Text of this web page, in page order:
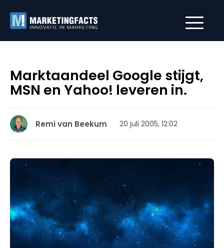
Marktaandeel Google stijgt,
MSN en Yahoo! leveren in.
Remi van Beekum 20 juli 2005, 12:02